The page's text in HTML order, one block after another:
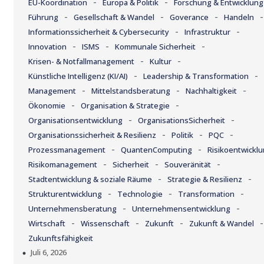
EU-Koordination Europa & Politik Forschung & Entwicklung
Führung - Gesellschaft & Wandel - Goverance - Handeln -
Informationssicherheit & Cybersecurity - Infrastruktur -
Innovation - ISMS - Kommunale Sicherheit -
Krisen- & Notfallmanagement - Kultur -
Künstliche Intelligenz (KI/AI) - Leadership & Transformation -
Management - Mittelstandsberatung - Nachhaltigkeit -
Ökonomie - Organisation & Strategie -
Organisationsentwicklung - OrganisationsSicherheit -
Organisationssicherheit & Resilienz - Politik - PQC -
Prozessmanagement - QuantenComputing -
Risikomanagement - Sicherheit - Souveränität -
Stadtentwicklung & soziale Räume - Strategie & Resilienz -
Strukturentwicklung - Technologie - Transformation -
Unternehmensberatung - Unternehmensentwicklung -
Wirtschaft - Wissenschaft - Zukunft - Zukunft & Wandel -
Zukunftsfähigkeit
Juli 6, 2026